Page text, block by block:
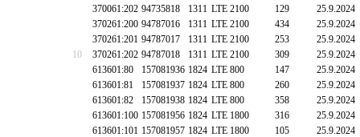
370061:202 94735818 1311 LTE 2100 129
25.9.2024
370261:200 94787016 1311 LTE 2100 434
25.9.2024
370261:201 94787017 1311 LTE 2100 253
25.9.2024
10
370261:202 94787018 1311 LTE 2100 309
25.9.2024
613601:80
157081936 1824 LTE 800 147
25.9.2024
613601:81
157081937 1824 LTE 800 260
25.9.2024
613601:82
157081938 1824 LTE 800 358
25.9.2024
613601:100 157081956 1824 LTE 1800 316
25.9.2024
613601:101 157081957 1824 LTE 1800 105
25.9.2024